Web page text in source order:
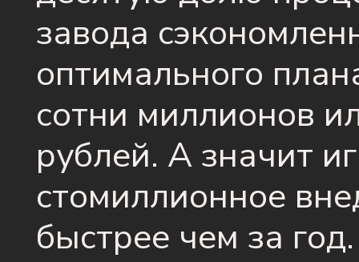
завода
оптимального
сотни миллионов
рублей. А значит
стомиллионное
быстрее чем за год.